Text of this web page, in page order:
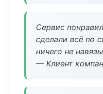
Сервис
сделали всё по
ничего не
— Клиент